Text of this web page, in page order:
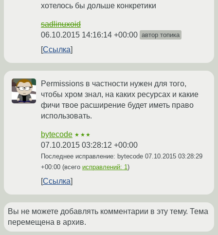
хотелось бы дольше конкретики
sadlinuxoid
06.10.2015 14:16:14 +00:00 автор топика
Ссылка
Permissions в частности нужен для того,
чтобы хром знал, на каких ресурсах и какие
фичи твое расширение будет иметь право
использовать.
bytecode ★★★
07.10.2015 03:28:12 +00:00
Последнее исправление: bytecode 07.10.2015 03:28:29
+00:00 (всего исправлений: 1)
Ссылка
Вы не можете добавлять комментарии в эту тему. Тема
перемещена в архив.